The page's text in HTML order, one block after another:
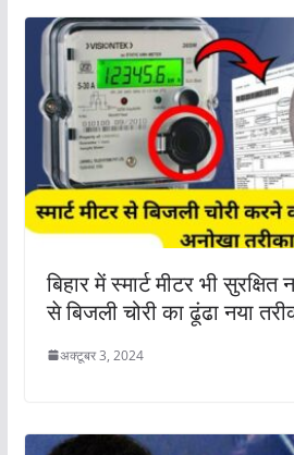
बिहार में स्मार्ट मीटर भी
से बिजली चोरी का ढूंढा नया
अक्टूबर 3, 2024